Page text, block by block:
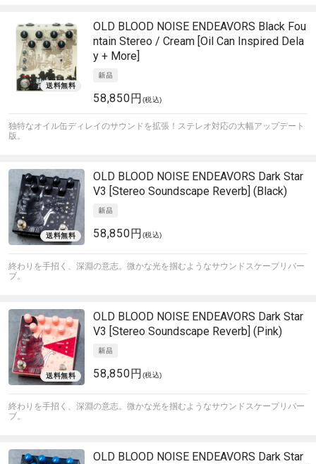
OLD BLOOD NOISE ENDEAVORS Black Fou
ntain Stereo / Cream [Oil Can Inspired Dela
y + More]
58,850円 (税込)
独特なオイル缶ディレイのサウンドを拡張！ステレオ対応の大幅アップデート
版。
OLD BLOOD NOISE ENDEAVORS Dark Star
V3 [Stereo Soundscape Reverb] (Black)
58,850円 (税込)
終わりを手招く、深淵の意志。微かな光を掴むようなサウンドスケープリバー
ブ。
OLD BLOOD NOISE ENDEAVORS Dark Star
V3 [Stereo Soundscape Reverb] (Pink)
58,850円 (税込)
終わりを手招く、深淵の意志。微かな光を掴むようなサウンドスケープリバー
ブ。
OLD BLOOD NOISE ENDEAVORS Dark Star